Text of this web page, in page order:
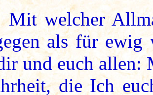
Mit welcher
als für ewig
und euch allen:
die Ich